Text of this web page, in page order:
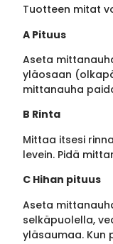
Tuotteen mitat
A Pituus
Aseta
yläosaan
mittanauha
B Rinta
Mittaa itsesi
levein. Pidä
C Hihan pituus
Aseta
selkäpuolella,
yläsaumaa. Kun